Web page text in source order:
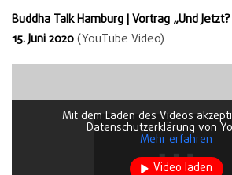
Buddha Talk Hamburg | Vortrag „Und
15. Juni 2020 (YouTube Video)
Mit dem Laden des Videos
Datenschutzerklärung von
Mehr erfahren
Video laden